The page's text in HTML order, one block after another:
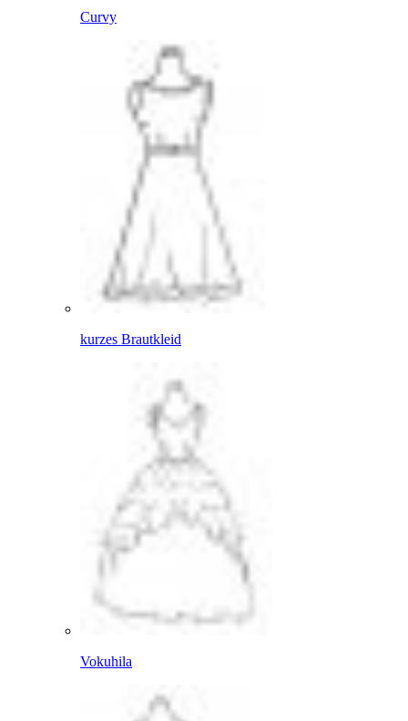
Curvy
kurzes Brautkleid
Vokuhila